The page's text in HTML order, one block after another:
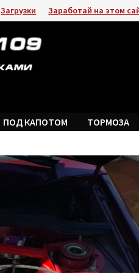
Загрузки Заработай на этом
ПОД КАПОТОМ ТОРМОЗА